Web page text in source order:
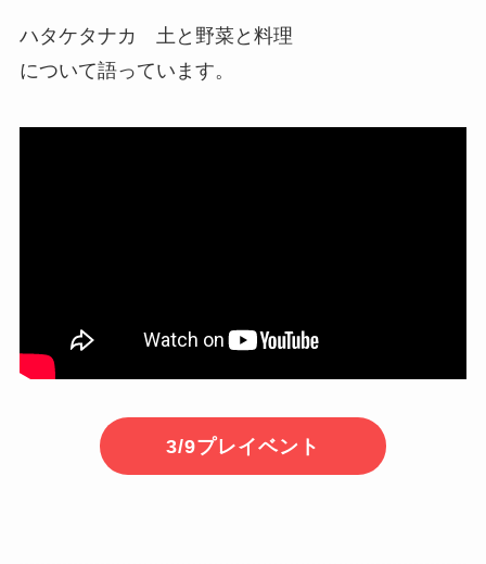
ハタケタナカ 土と野菜と料理
について語っています。
3/9プレイベント